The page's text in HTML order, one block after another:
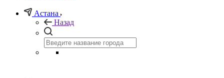
Астана
Назад